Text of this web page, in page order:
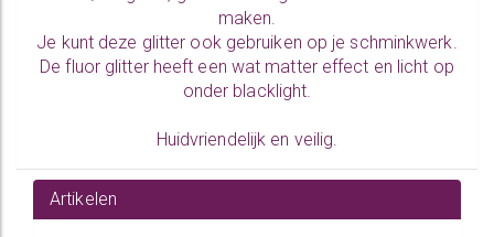
maken.
Je kunt deze glitter ook gebruiken op je schminkwerk.
De fluor glitter heeft een wat matter effect en licht op
onder blacklight.
Huidvriendelijk en veilig.
Artikelen